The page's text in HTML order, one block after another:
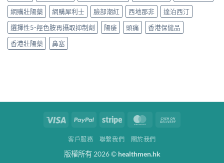
網購壯陽藥
網購犀利士 臉部潮紅 西地那非
達泊西汀
選擇性5-羥色胺再攝取抑制劑
陽痿 頭痛
香港保健品
香港壯陽藥
鼻塞
Visa PayPal Stripe MasterCard
客戶服務 聯繫我們 關於我們
版權所有 2026 © healthmen.hk